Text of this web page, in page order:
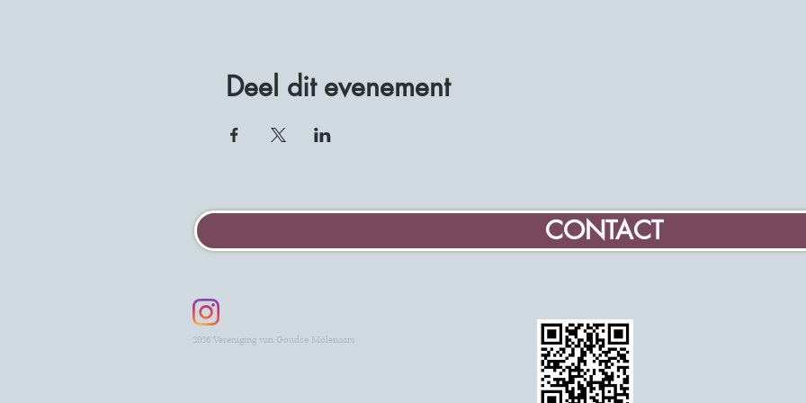
Deel dit evenement
CONTACT
2026 Vereniging van Goudse Molenaars